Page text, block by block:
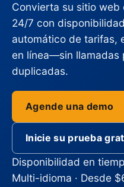
Convierta su sitio web
24/7 con
automático de tarifas,
en línea—sin llamadas
duplicadas.
Agende una demo
Inicie su prueba
Disponibilidad en
Multi-idioma · Desde